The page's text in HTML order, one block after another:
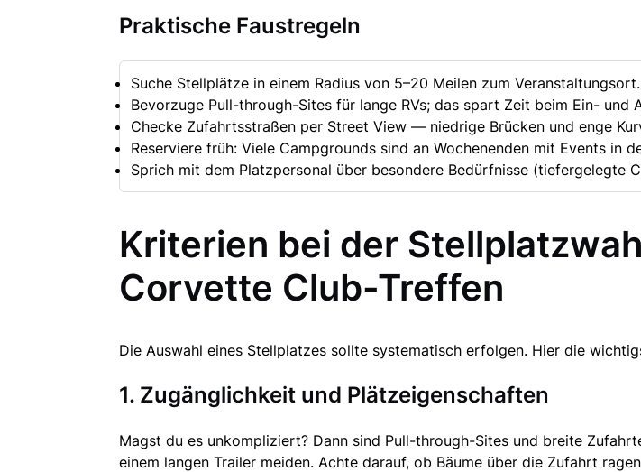
Praktische Faustregeln
Suche Stellplätze in einem Radius von 5–20 Meilen zum
Bevorzuge Pull-through-Sites für lange RVs; das spart Zeit beim Ein- und
Checke Zufahrtsstraßen per Street View — niedrige Brücken und enge
Reserviere früh: Viele Campgrounds sind an Wochenenden mit Events in
Sprich mit dem Platzpersonal über besondere Bedürfnisse (tiefergelegte
Kriterien bei der
Corvette Club-Treffen
Die Auswahl eines Stellplatzes sollte systematisch erfolgen. Hier die
1. Zugänglichkeit und Plätzeigenschaften
Magst du es unkompliziert? Dann sind Pull-through-Sites und breite
einem langen Trailer meiden. Achte darauf, ob Bäume über die Zufahrt